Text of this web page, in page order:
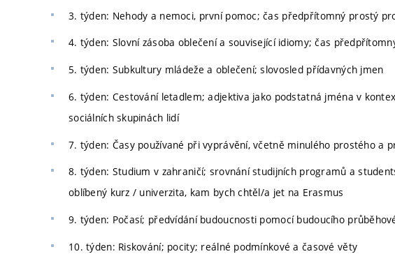
3. týden: Nehody a nemoci, první pomoc; čas předpřítomný prostý
4. týden: Slovní zásoba oblečení a související idiomy; čas
5. týden: Subkultury mládeže a oblečení; slovosled přídavných jmen
6. týden: Cestování letadlem; adjektiva jako podstatná jména v
sociálních skupinách lidí
7. týden: Časy používané při vyprávění, včetně minulého prostého a
8. týden: Studium v zahraničí; srovnání studijních programů a
oblíbený kurz / univerzita, kam bych chtěl/a jet na Erasmus
9. týden: Počasí; předvídání budoucnosti pomocí budoucího
10. týden: Riskování; pocity; reálné podmínkové a časové věty